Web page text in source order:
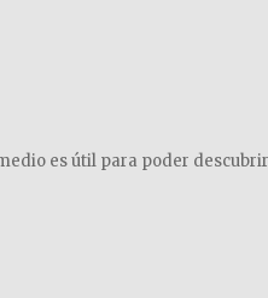
es útil para poder